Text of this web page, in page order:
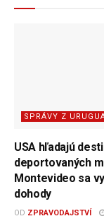
SPRÁVY Z
USA hľadajú
deportovaných
Montevideo sa
dohody
OD ZPRAVODAJSTVÍ